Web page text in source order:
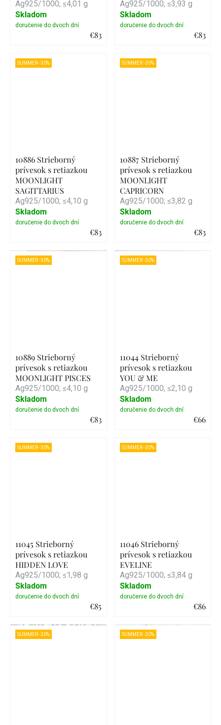
Ag925/1000; ≤4,01 g
€83
Skladom
Ag925/1000; ≤3,93 g
€83
Skladom
SUMMER -30%
10886 Strieborný
prívesok s retiazkou
MOONLIGHT
SAGITTARIUS
Ag925/1000; ≤4,10 g
€83
Detail
Skladom
SUMMER -30%
10887 Strieborný
prívesok s retiazkou
MOONLIGHT
CAPRICORN
Ag925/1000; ≤3,82 g
€83
Detail
Skladom
SUMMER -30%
10889 Strieborný
prívesok s retiazkou
MOONLIGHT PISCES
Ag925/1000; ≤4,10 g
€83
Skladom
SUMMER -30%
11044 Strieborný
prívesok s retiazkou
YOU & ME
Ag925/1000; ≤2,10 g
€66
Skladom
SUMMER -30%
11045 Strieborný
prívesok s retiazkou
HIDDEN LOVE
Ag925/1000; ≤1,98 g
€85
Detail
Skladom
SUMMER -30%
11046 Strieborný
prívesok s retiazkou
EVELINE
Ag925/1000; ≤3,84 g
€86
Detail
Skladom
SUMMER -30% SUMMER -30%